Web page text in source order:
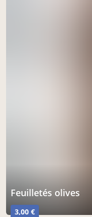
feuilletés olives
3,00 €